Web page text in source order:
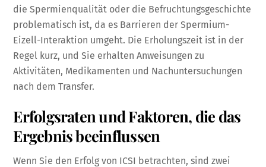
die Spermienqualität oder die Befruchtungsgeschichte
problematisch ist, da es Barrieren der Spermium-
Eizell-Interaktion umgeht. Die Erholungszeit ist in der
Regel kurz, und Sie erhalten Anweisungen zu
Aktivitäten, Medikamenten und Nachuntersuchungen
nach dem Transfer.
Erfolgsraten und Faktoren, die das
Ergebnis beeinflussen
Wenn Sie den Erfolg von ICSI betrachten, sind zwei